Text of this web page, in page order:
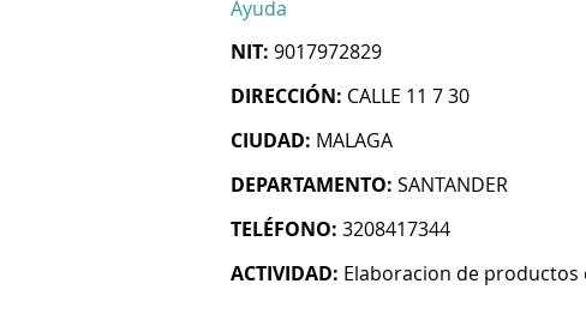
Ayuda
NIT: 9017972829
DIRECCIÓN: CALLE 11 7 30
CIUDAD: MALAGA
DEPARTAMENTO: SANTANDER
TELÉFONO: 3208417344
ACTIVIDAD: Elaboracion de productos